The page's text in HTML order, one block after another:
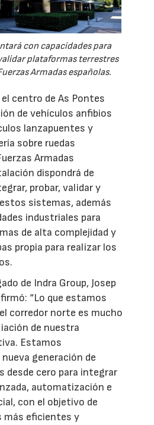
con capacidades para
plataformas terrestres
Armadas españolas.
centro de As Pontes
de vehículos anfibios
lanzapuentes y
sobre ruedas
Armadas
dispondrá de
probar, validar y
sistemas, además
industriales para
de alta complejidad y
propia para realizar los
de Indra Group, Josep
“Lo que estamos
corredor norte es mucho
de nuestra
Estamos
generación de
desde cero para integrar
automatización e
con el objetivo de
más eficientes y